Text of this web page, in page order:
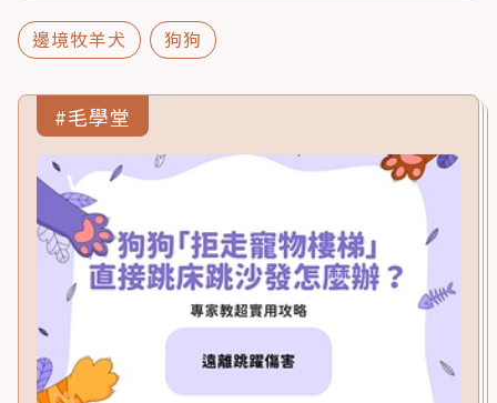
邊境牧羊犬 狗狗
#毛學堂